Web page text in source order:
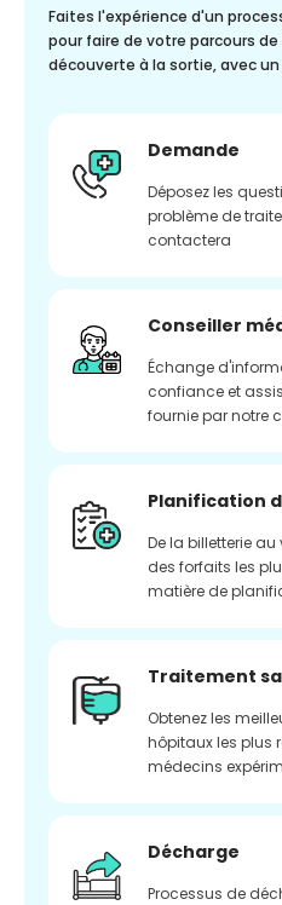
Faites l'expérience d'un
pour faire de votre parcours
découverte à la sortie, avec
Demande
Déposez les
problème de
contactera
Conseiller
Échange
confiance et
fournie par notre
Planification
De la billetterie
des forfaits les
matière de
Traitement
Obtenez les
hôpitaux les plus
médecins
Décharge
Processus de